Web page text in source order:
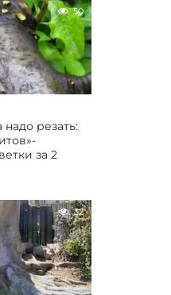
50
резать:
за 2
32